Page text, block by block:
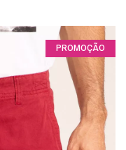
PROMOÇÃO